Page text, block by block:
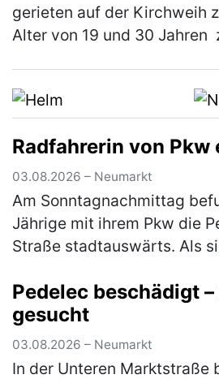
gerieten auf der Kirchweih
Alter von 19 und 30 Jahren
Radfahrerin von Pkw
03.08.2026 – Neumarkt
Am Sonntagnachmittag
Jährige mit ihrem Pkw die
Straße stadtauswärts. Als
66-jährige Radfahrerin,
Pedelec beschädigt
gesucht
03.08.2026 – Neumarkt
In der Unteren Marktstraße